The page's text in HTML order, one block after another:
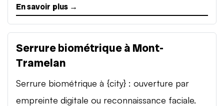
En savoir plus →
Serrure biométrique à Mont-
Tramelan
Serrure biométrique à {city} : ouverture par
empreinte digitale ou reconnaissance faciale.